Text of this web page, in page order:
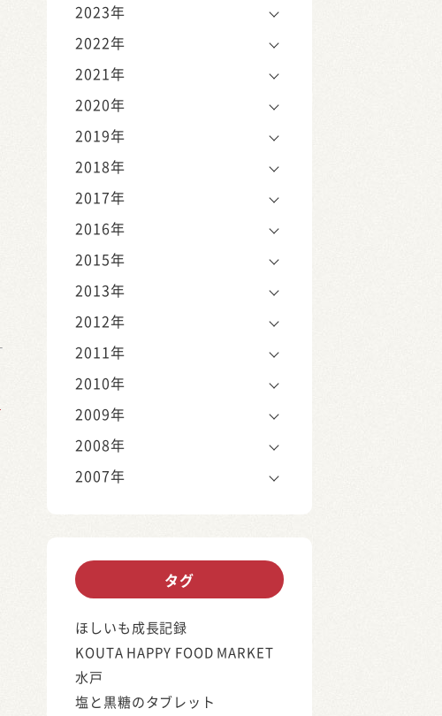
2023年
2022年
2021年
2020年
2019年
2018年
2017年
2016年
2015年
2013年
2012年
2011年
2010年
2009年
2008年
2007年
タグ
ほしいも成長記録
KOUTA HAPPY FOOD MARKET
水戸
塩と黒糖のタブレット